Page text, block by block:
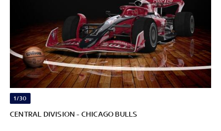
1/30
CENTRAL DIVISION - CHICAGO BULLS